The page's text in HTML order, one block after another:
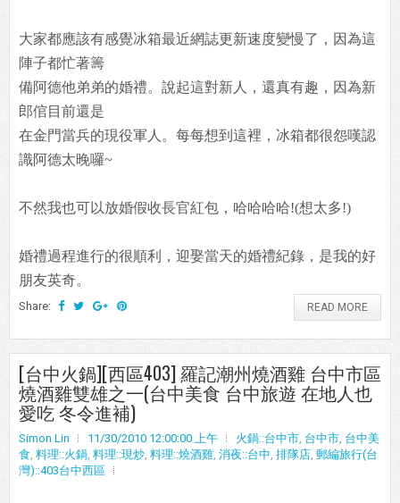
大家都應該有感覺冰箱最近網誌更新速度變慢了，因為這
陣子都忙著籌
備阿德他弟弟的婚禮。說起這對新人，還真有趣，因為新
郎倌目前還是
在金門當兵的現役軍人。每每想到這裡，冰箱都很怨嘆認
識阿德太晚囉~
不然我也可以放婚假收長官紅包，哈哈哈哈!(想太多!)
婚禮過程進行的很順利，迎娶當天的婚禮紀錄，是我的好
朋友英奇。
Share: READ MORE
[台中火鍋][西區403] 羅記潮州燒酒雞 台中市區
燒酒雞雙雄之一(台中美食 台中旅遊 在地人也
愛吃 冬令進補)
Simon Lin 11/30/2010 12:00:00 上午 火鍋::台中市, 台中市, 台中美
食, 料理::火鍋, 料理::現炒, 料理::燒酒雞, 消夜::台中, 排隊店, 郵編旅行(台
灣)::403台中西區